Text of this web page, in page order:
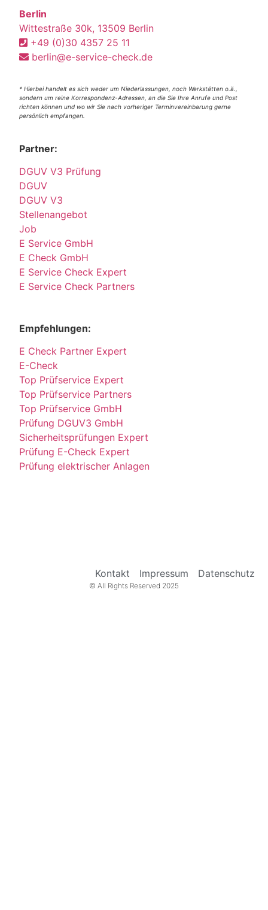
Berlin
Wittestraße 30k, 13509 Berlin
+49 (0)30 4357 25 11
berlin@e-service-check.de
* Hierbei handelt es sich weder um Niederlassungen, noch Werkstätten o.ä.,
sondern um reine Korrespondenz-Adressen, an die Sie Ihre Anrufe und Post
richten können und wo wir Sie nach vorheriger Terminvereinbarung gerne
persönlich empfangen.
Partner:
DGUV V3 Prüfung
DGUV
DGUV V3
Stellenangebot
Job
E Service GmbH
E Check GmbH
E Service Check Expert
E Service Check Partners
Empfehlungen:
E Check Partner Expert
E-Check
Top Prüfservice Expert
Top Prüfservice Partners
Top Prüfservice GmbH
Prüfung DGUV3 GmbH
Sicherheitsprüfungen Expert
Prüfung E-Check Expert
Prüfung elektrischer Anlagen
Kontakt Impressum Datenschutz
© All Rights Reserved 2025